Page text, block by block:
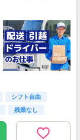
シフト自由
残業なし